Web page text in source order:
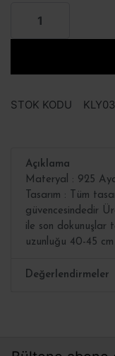
STOK KODU
Açıklama
Materyal : 925
Tasarım : Tüm
güvencesindedir
ile son dokunuşlar
uzunluğu 40-45 cm
Değerlendirmeler